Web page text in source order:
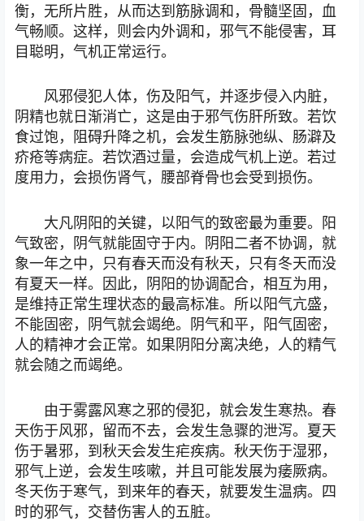
衡，无所片胜，从而达到筋脉调和，骨髓坚固，血
气畅顺。这样，则会内外调和，邪气不能侵害，耳
目聪明，气机正常运行。
风邪侵犯人体，伤及阳气，并逐步侵入内脏，
阴精也就日渐消亡，这是由于邪气伤肝所致。若饮
食过饱，阻碍升降之机，会发生筋脉弛纵、肠澼及
疥疮等病症。若饮酒过量，会造成气机上逆。若过
度用力，会损伤肾气，腰部脊骨也会受到损伤。
大凡阴阳的关键，以阳气的致密最为重要。阳
气致密，阴气就能固守于内。阴阳二者不协调，就
象一年之中，只有春天而没有秋天，只有冬天而没
有夏天一样。因此，阴阳的协调配合，相互为用，
是维持正常生理状态的最高标准。所以阳气亢盛，
不能固密，阴气就会竭绝。阴气和平，阳气固密，
人的精神才会正常。如果阴阳分离决绝，人的精气
就会随之而竭绝。
由于雾露风寒之邪的侵犯，就会发生寒热。春
天伤于风邪，留而不去，会发生急骤的泄泻。夏天
伤于暑邪，到秋天会发生疟疾病。秋天伤于湿邪，
邪气上逆，会发生咳嗽，并且可能发展为痿厥病。
冬天伤于寒气，到来年的春天，就要发生温病。四
时的邪气，交替伤害人的五脏。